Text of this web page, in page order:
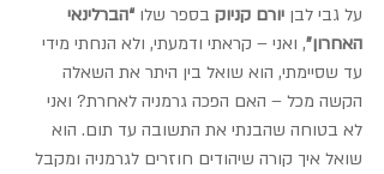
על גבי לבן יורם קניוק בספר שלו “הברלינאי
האחרון”, ואני – קראתי ודמעתי, ולא הנחתי מידי
עד שסיימתי, הוא שואל בין היתר את השאלה
הקשה מכל – האם הפכה גרמניה לאחרת? ואני
לא בטוחה שהבנתי את התשובה עד תום. הוא
שואל איך קורה שיהודים חוזרים לגרמניה ומקבל